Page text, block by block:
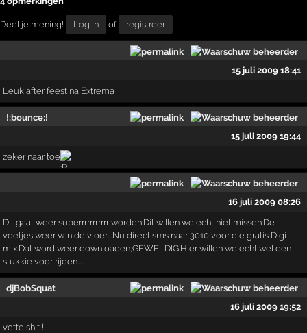
Deel je mening! Log in of registreer
15 juli 2009 18:41
Leuk after feest na Extrema
!:bounce:!
15 juli 2009 19:44
zeker naar toe
16 juli 2009 08:26
Dit gaat weer superrrrrrrrrrr worden.Dit willen we echt niet missen.De
voetjes weer van de vloer....Nu direct sms naar 3010 voor die gratis Digi
mix.Dat word weer downloaden,GEWELDIG.Hier willen we echt wel een
stukkie voor rijden....
djBobSquat
16 juli 2009 19:52
vette shit !!!!!